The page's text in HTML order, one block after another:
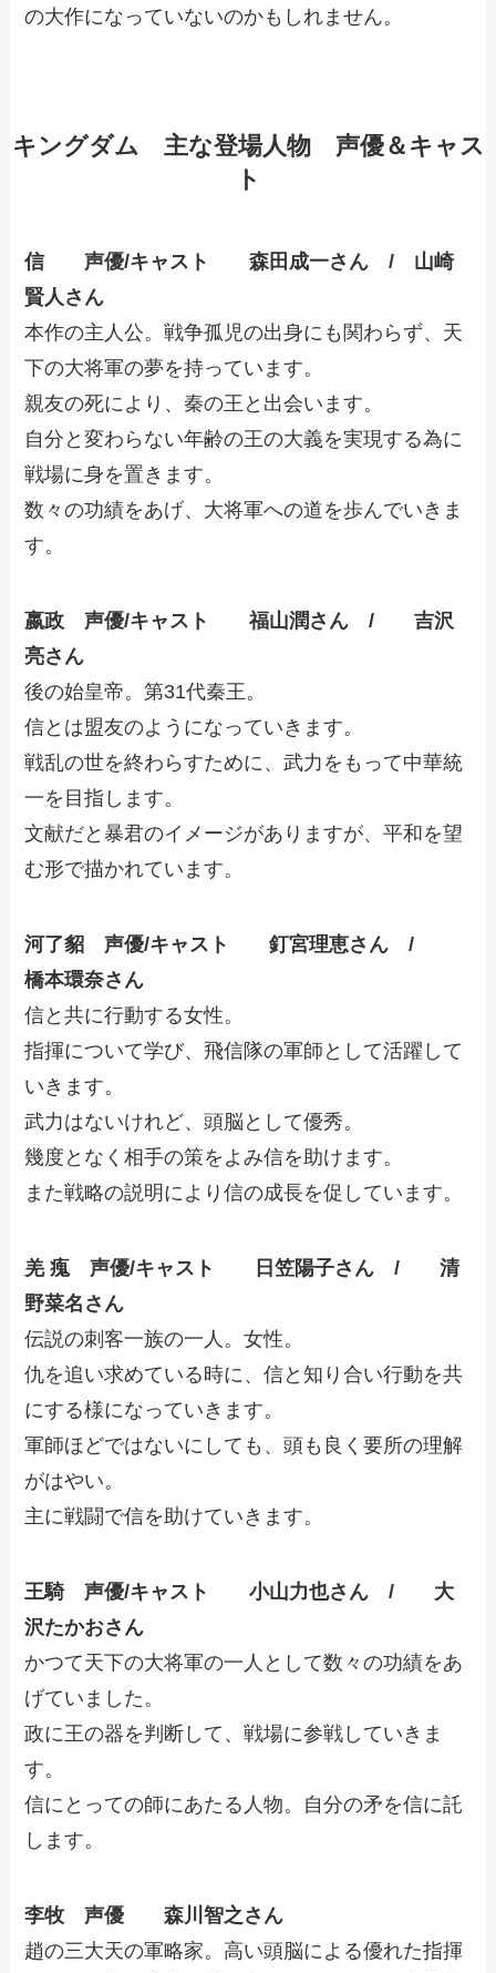
の大作になっていないのかもしれません。
キングダム 主な登場人物 声優＆キャス
ト
信 声優/キャスト 森田成一さん / 山崎
賢人さん
本作の主人公。戦争孤児の出身にも関わらず、天
下の大将軍の夢を持っています。
親友の死により、秦の王と出会います。
自分と変わらない年齢の王の大義を実現する為に
戦場に身を置きます。
数々の功績をあげ、大将軍への道を歩んでいきま
す。
嬴政 声優/キャスト 福山潤さん / 吉沢
亮さん
後の始皇帝。第31代秦王。
信とは盟友のようになっていきます。
戦乱の世を終わらすために、武力をもって中華統
一を目指します。
文献だと暴君のイメージがありますが、平和を望
む形で描かれています。
河了貂
声優/キャスト 釘宮理恵さん /
橋本環奈さん
信と共に行動する女性。
指揮について学び、飛信隊の軍師として活躍して
いきます。
武力はないけれど、頭脳として優秀。
幾度となく相手の策をよみ信を助けます。
また戦略の説明により信の成長を促しています。
羌 瘣
声優/キャスト 日笠陽子さん / 清
野菜名さん
伝説の刺客一族の一人。女性。
仇を追い求めている時に、信と知り合い行動を共
にする様になっていきます。
軍師ほどではないにしても、頭も良く要所の理解
がはやい。
主に戦闘で信を助けていきます。
王騎
声優/キャスト 小山力也さん / 大
沢たかおさん
かつて天下の大将軍の一人として数々の功績をあ
げていました。
政に王の器を判断して、戦場に参戦していきま
す。
信にとっての師にあたる人物。自分の矛を信に託
します。
李牧 声優 森川智之さん
趙の三大天の軍略家。高い頭脳による優れた指揮